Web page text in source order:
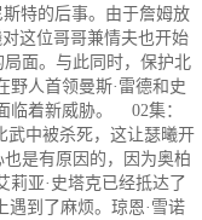
斯特的后事。由于詹姆放
这位哥哥兼情夫也开始
面。与此同时，保护北
野人首领曼斯·雷德和史
临着新威胁。 02集：
武中被杀死，这让瑟曦开
是有原因的，因为奥柏
莉亚·史塔克已经抵达了
遇到了麻烦。琼恩·雪诺